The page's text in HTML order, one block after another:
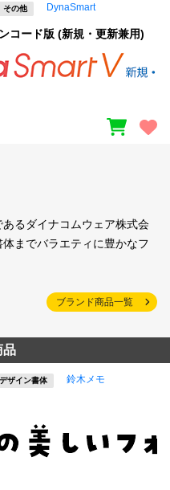
その他 DynaSmart
コード版 (新規・更新兼用)
るダイナコムウェア株式会
までバラエティに豊かなフ
ブランド商品一覧
品
デザイン書体 鈴木メモ